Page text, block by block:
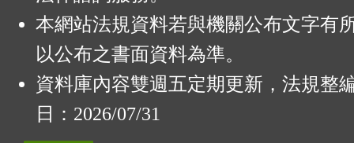
本網站法規資料若與機關公布文字有
以公布之書面資料為準。
資料庫內容雙週五定期更新，法規整
日：2026/07/31